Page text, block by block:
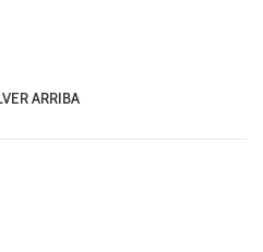
ARRIBA